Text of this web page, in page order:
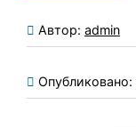
Автор: admin
Опубликовано: